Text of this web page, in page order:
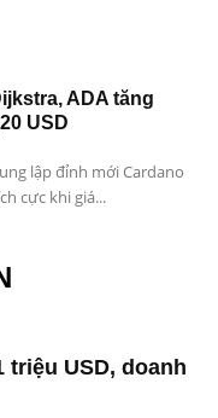
ADA tăng
USD
lập đỉnh mới Cardano
cực khi giá...
triệu USD, doanh